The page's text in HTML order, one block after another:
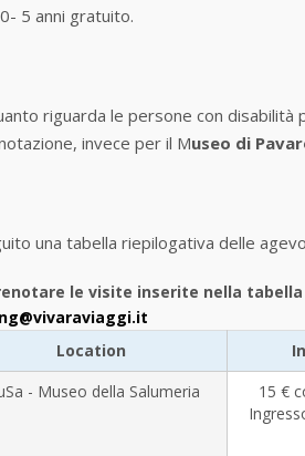
5 anni gratuito.
riguarda le persone con disabilità
invece per il Museo di
una tabella riepilogativa delle
le visite inserite nella
Location
- Museo della Salumeria
15 €